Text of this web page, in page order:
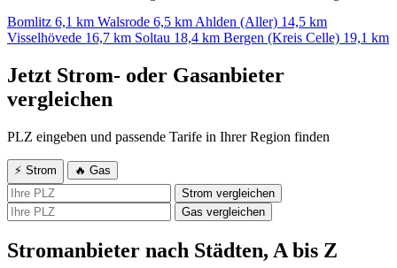
Bomlitz 6,1 km Walsrode 6,5 km Ahlden (Aller) 14,5 km
Visselhövede 16,7 km Soltau 18,4 km Bergen (Kreis Celle) 19,1 km
Jetzt Strom- oder Gasanbieter
vergleichen
PLZ eingeben und passende Tarife in Ihrer Region finden
⚡ Strom
🔥 Gas
Strom vergleichen
Gas vergleichen
Stromanbieter nach Städten, A bis Z